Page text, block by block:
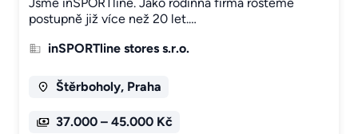
Jsme inSPORTline. Jako rodinná firma rosteme
postupně již více než 20 let.…
inSPORTline stores s.r.o.
Štěrboholy, Praha
37.000 – 45.000 Kč